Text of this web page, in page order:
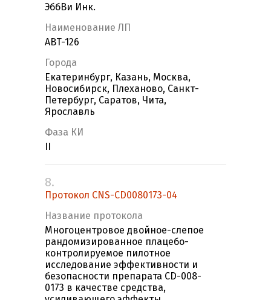
ЭббВи Инк.
Наименование ЛП
ABT-126
Города
Екатеринбург, Казань, Москва,
Новосибирск, Плеханово, Санкт-
Петербург, Саратов, Чита,
Ярославль
Фаза КИ
8.
Протокол CNS-CD0080173-04
Название протокола
Многоцентровое двойное-слепое
рандомизированное плацебо-
контролируемое пилотное
исследование эффективности и
безопасности препарата CD-008-
0173 в качестве средства,